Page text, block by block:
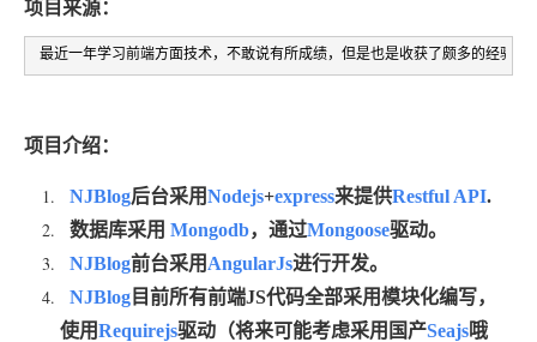
项目来源：
最近一年学习前端方面技术，不敢说有所成绩，但是也是收获了颇多的经验
项目介绍：
NJBlog后台采用Nodejs+express来提供Restful API.
数据库采用 Mongodb，通过Mongoose驱动。
NJBlog前台采用 AngularJs进行开发。
NJBlog 目前所有前端JS代码全部采用模块化编写，
使用Requirejs驱动（将来可能考虑采用国产Seajs哦